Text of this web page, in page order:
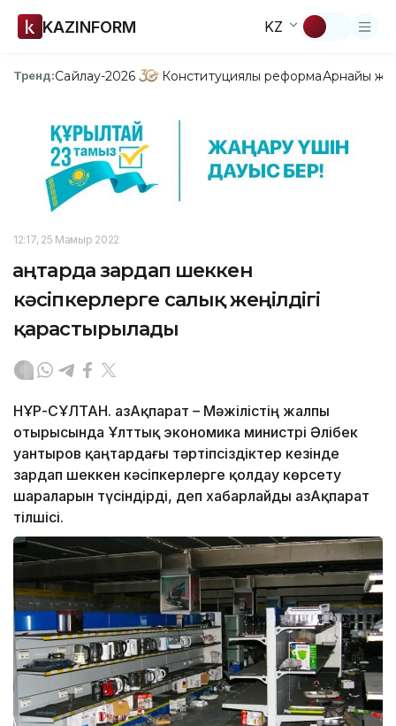
KAZINFORM KZ
Тренд:Сайлау-2026 Конституциялық реформаАрнайы
12:17, 25 Мамыр 2022
Қаңтарда зардап шеккен
кәсіпкерлерге салық жеңілдігі
қарастырылады
НҰР-СҰЛТАН. ҚазАқпарат – Мәжілістің жалпы
отырысында Ұлттық экономика министрі Әлібек
Қуантыров қаңтардағы тәртіпсіздіктер кезінде
зардап шеккен кәсіпкерлерге қолдау көрсету
шараларын түсіндірді, деп хабарлайды ҚазАқпарат
тілшісі.